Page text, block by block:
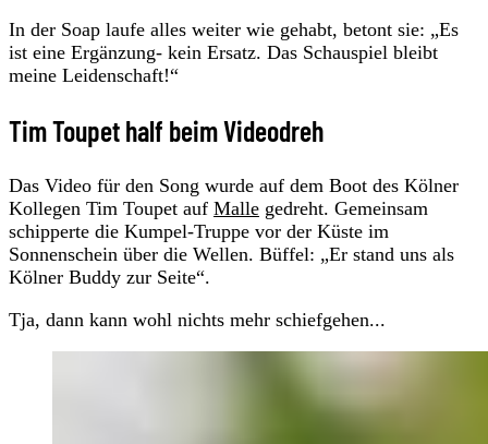
In der Soap laufe alles weiter wie gehabt, betont sie: „Es
ist eine Ergänzung- kein Ersatz. Das Schauspiel bleibt
meine Leidenschaft!“
Tim Toupet half beim Videodreh
Das Video für den Song wurde auf dem Boot des Kölner
Kollegen Tim Toupet auf Malle gedreht. Gemeinsam
schipperte die Kumpel-Truppe vor der Küste im
Sonnenschein über die Wellen. Büffel: „Er stand uns als
Kölner Buddy zur Seite“.
Tja, dann kann wohl nichts mehr schiefgehen...